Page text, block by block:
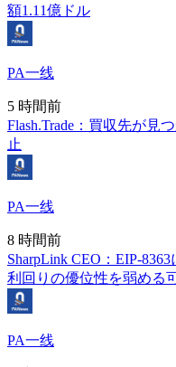
額1.11億ドル
PA一线
5 時間前
Flash.Trade：買収先が見
止
PA一线
8 時間前
SharpLink CEO：EIP-
利回りの優位性を弱める
PA一线